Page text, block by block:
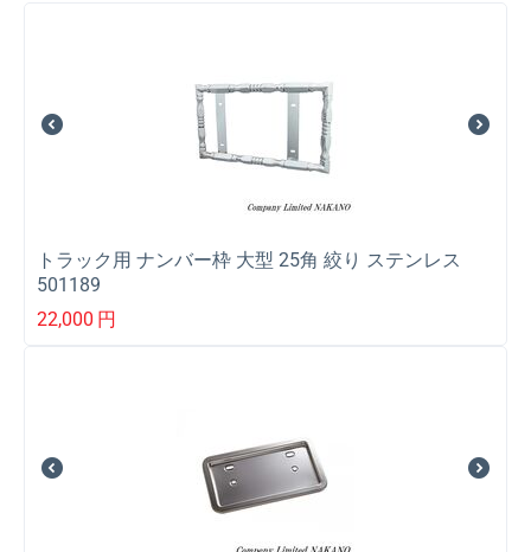
トラック用 ナンバー枠 大型 25角 絞り ステンレス
501189
22,000 円